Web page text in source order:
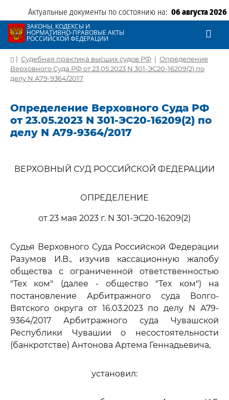
Актуальные документы по состоянию на: 06 августа 2026
ЗАКОНЫ, КОДЕКСЫ И
НОРМАТИВНО-ПРАВОВЫЕ АКТЫ
РОССИЙСКОЙ ФЕДЕРАЦИИ
| Судебная практика высших судов РФ | Определение
Верховного Суда РФ от 23.05.2023 N 301-ЭС20-16209(2) по
делу N А79-9364/2017
Определение Верховного Суда РФ
от 23.05.2023 N 301-ЭС20-16209(2) по
делу N А79-9364/2017
ВЕРХОВНЫЙ СУД РОССИЙСКОЙ ФЕДЕРАЦИИ
ОПРЕДЕЛЕНИЕ
от 23 мая 2023 г. N 301-ЭС20-16209(2)
Судья Верховного Суда Российской Федерации
Разумов И.В., изучив кассационную жалобу
общества с ограниченной ответственностью
"Тех ком" (далее - общество "Тех ком") на
постановление Арбитражного суда Волго-
Вятского округа от 16.03.2023 по делу N А79-
9364/2017 Арбитражного суда Чувашской
Республики Чувашии о несостоятельности
(банкротстве) Антонова Артема Геннадьевича,
установил: